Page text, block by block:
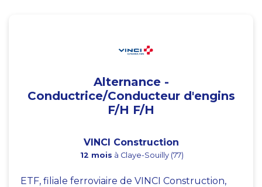
Alternance -
Conductrice/Conducteur d'engins
F/H F/H
VINCI Construction
12 mois à Claye-Souilly (77)
ETF, filiale ferroviaire de VINCI Construction,